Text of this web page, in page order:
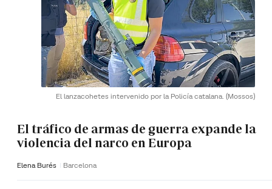
El lanzacohetes intervenido por la Policía catalana. (Mossos)
El tráfico de armas de guerra expande la
violencia del narco en Europa
Elena Burés Barcelona